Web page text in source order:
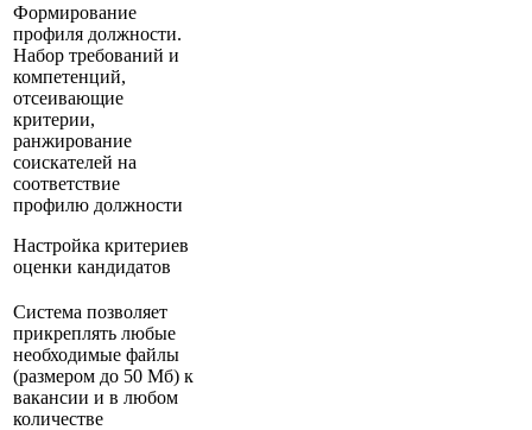
Формирование
профиля должности.
Набор требований и
компетенций,
отсеивающие
критерии,
ранжирование
соискателей на
соответствие
профилю должности
Настройка критериев
оценки кандидатов
Система позволяет
прикреплять любые
необходимые файлы
(размером до 50 Мб) к
вакансии и в любом
количестве